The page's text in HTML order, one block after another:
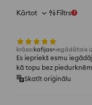
Kārtot Filtrs 1
krāsa:kafijas iegādātais
Es iepriekš esmu
kā topu bez
Skatīt oriģinālu